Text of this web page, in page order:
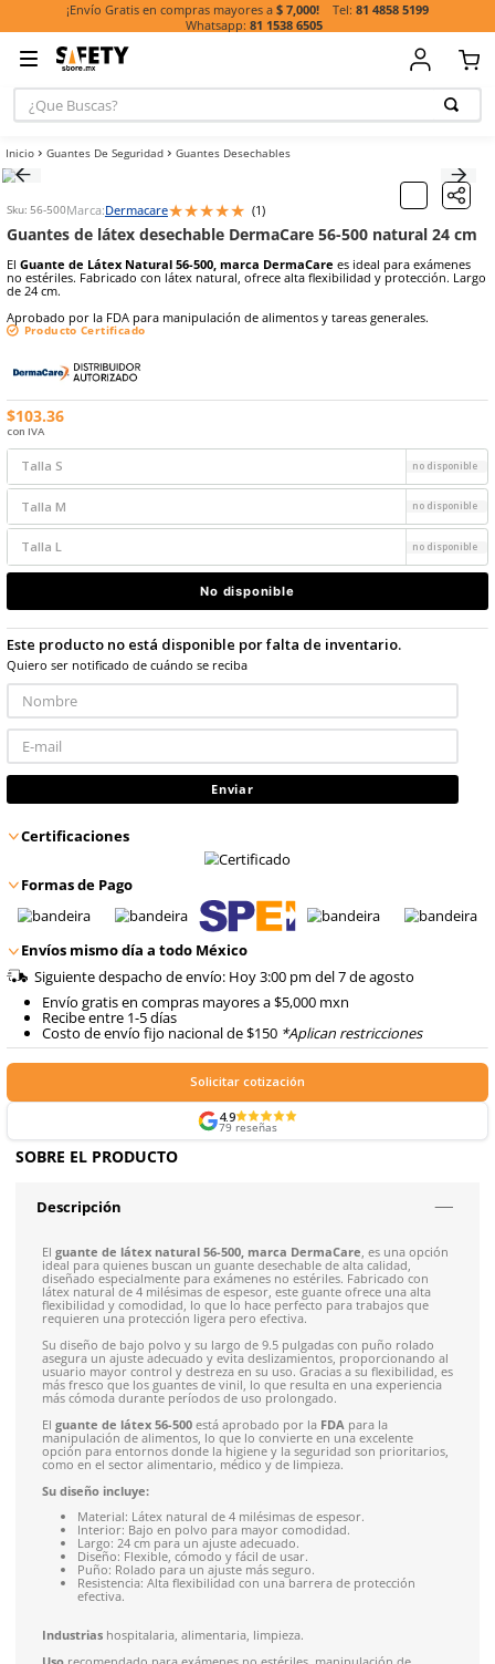
¡Envío Gratis en compras mayores a$ 7,000!
81 1538 6505
¿Que Buscas?
Sku:56-500Marca:Dermacare★★★★★ (1)
Guantes de látex desechable DermaCare 56-500
El Guante de Látex Natural 56-500, marca DermaCare
de 24 cm.
Aprobado por la FDA para manipulación de alimentos y tareas
Producto Certificado
$103.36
con IVA
Talla M
Talla L
Este producto no está disponible por falta de
Quiero ser notificado de cuándo se reciba
Enviar
Certificaciones
Formas de Pago
Siguiente despacho de envío: Hoy 3:00 pm del 7 de
Envío gratis en compras mayores a $5,000 mxn
Recibe entre 1-5 días
Costo de envío fijo nacional de $150*Aplican
Solicitar cotización
4.9
79reseñas
SOBRE EL PRODUCTO
Descripción
El guante de látex natural 56-500, marca DermaCare
ideal para quienes buscan un guante desechable de alta
diseñado especialmente para exámenes no estériles.
flexibilidad y comodidad, lo que lo hace perfecto para
requieren una protección ligera pero efectiva.
TÉRMINOS MÁS
BUSCADOS
1.
casco
2.
guante
3.
botas
guantes
arnes
cascos